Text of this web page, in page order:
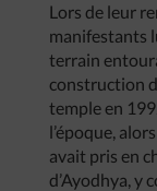
Lors de leur
manifestants
terrain
construction
temple en
l’époque,
avait pris en
d’Ayodhya, y